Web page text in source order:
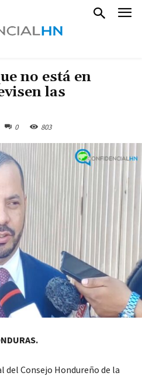
no está en
las
0 803
del Consejo Hondureño de la